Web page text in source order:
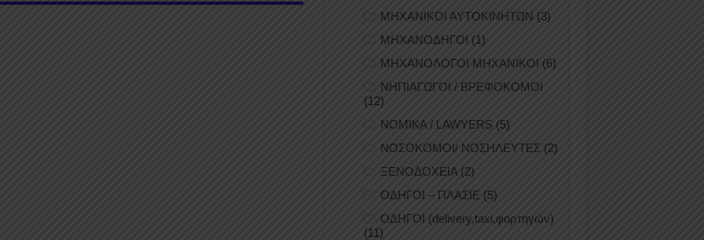
ΜΗΧΑΝΙΚΟΙ ΑΥΤΟΚΙΝΗΤΩΝ (3)
ΜΗΧΑΝΟΔΗΓΟΙ (1)
ΜΗΧΑΝΟΛΟΓΟΙ ΜΗΧΑΝΙΚΟΙ (6)
ΝΗΠΙΑΓΩΓΟΙ / ΒΡΕΦΟΚΟΜΟΙ
(12)
ΝΟΜΙΚΑ / LAWYERS (5)
ΝΟΣΟΚΟΜΟΙ/ ΝΟΣΗΛΕΥΤΕΣ (2)
ΞΕΝΟΔΟΧΕΙΑ(2)
ΟΔΗΓΟΙ – ΠΛΑΣΙΕ (5)
ΟΔΗΓΟΙ (delivery,taxi,φορτηγών)
(11)